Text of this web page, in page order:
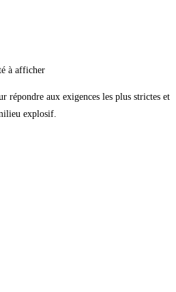
à afficher
répondre aux exigences les plus strictes et
explosif.